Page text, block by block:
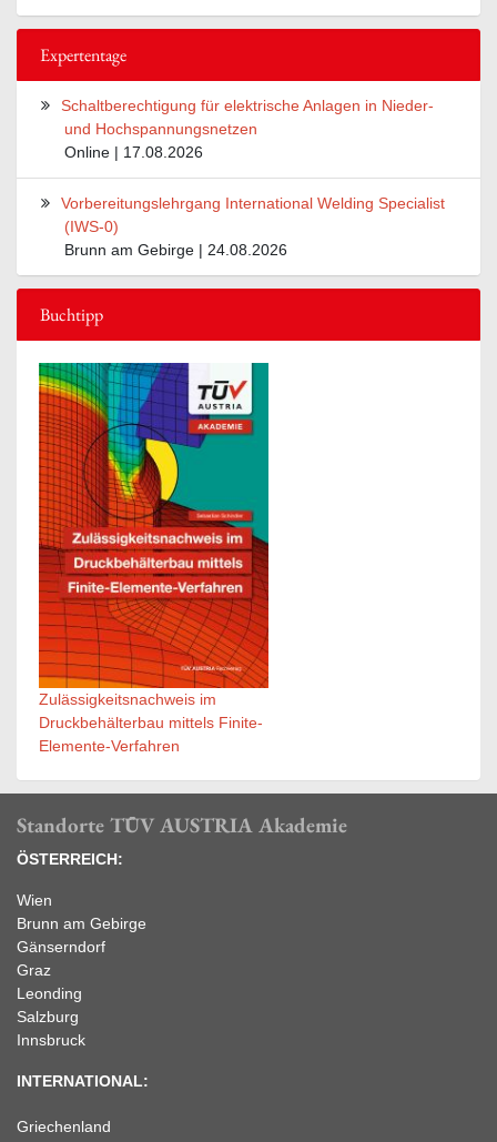
Expertentage
Schaltberechtigung für elektrische Anlagen in Nieder-
und Hochspannungsnetzen
Online | 17.08.2026
Vorbereitungslehrgang International Welding Specialist
(IWS-0)
Brunn am Gebirge | 24.08.2026
Buchtipp
Zulässigkeitsnachweis im
Druckbehälterbau mittels Finite-
Elemente-Verfahren
Standorte TÜV AUSTRIA Akademie
ÖSTERREICH:
Wien
Brunn am Gebirge
Gänserndorf
Graz
Leonding
Salzburg
Innsbruck
INTERNATIONAL:
Griechenland